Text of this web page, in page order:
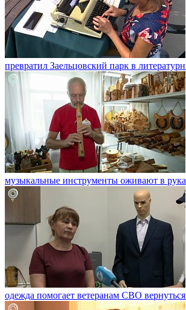
превратил Заельцовский парк в
музыкальные инструменты оживают в
одежда помогает ветеранам СВО